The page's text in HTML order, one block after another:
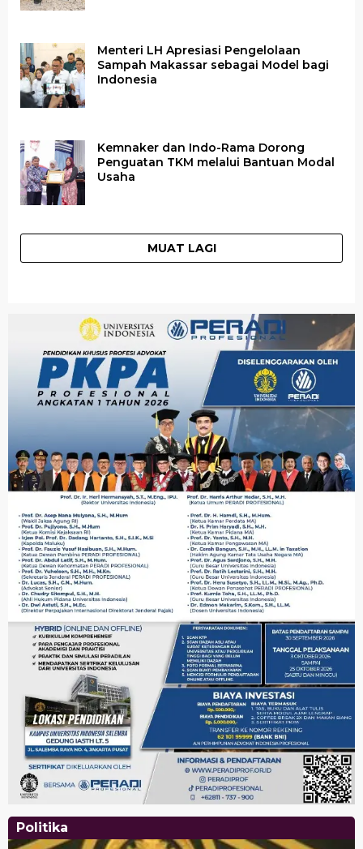
Menteri LH Apresiasi Pengelolaan
Sampah Makassar sebagai Model bagi
Indonesia
Kemnaker dan Indo-Rama Dorong
Penguatan TKM melalui Bantuan Modal
Usaha
Politika